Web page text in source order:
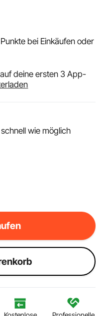
Punkte bei Einkäufen oder
auf deine ersten 3 App-
wie möglich